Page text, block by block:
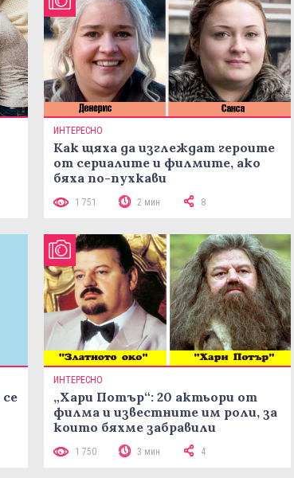
ИНТЕРЕСНО
Как щяха да изглеждат героите
от сериалите и филмите, ако
бяха по-пухкави
1 751 2 мин 8
ИНТЕРЕСНО
„Хари Потър“: 20 актьори от
филма и известните им роли, за
които бяхме забравили
1 750 3 мин 4